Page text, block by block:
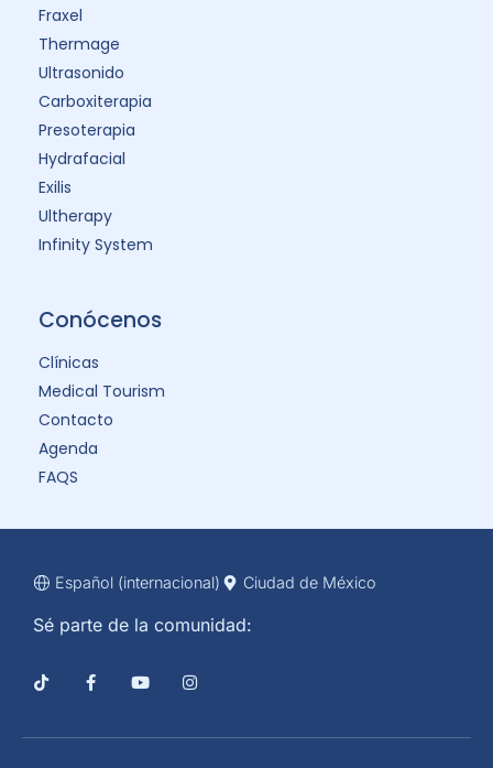
Fraxel
Thermage
Ultrasonido
Carboxiterapia
Presoterapia
Hydrafacial
Exilis
Ultherapy
Infinity System
Conócenos
Clínicas
Medical Tourism
Contacto
Agenda
FAQS
Español (internacional) Ciudad de México
Sé parte de la comunidad: